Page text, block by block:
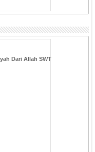
Dari Allah SWT